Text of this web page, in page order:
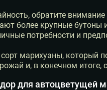
обратите
более крупные бутоны
потребности и
марихуаны, который
и, в конечном итоге,
для автоцветущей